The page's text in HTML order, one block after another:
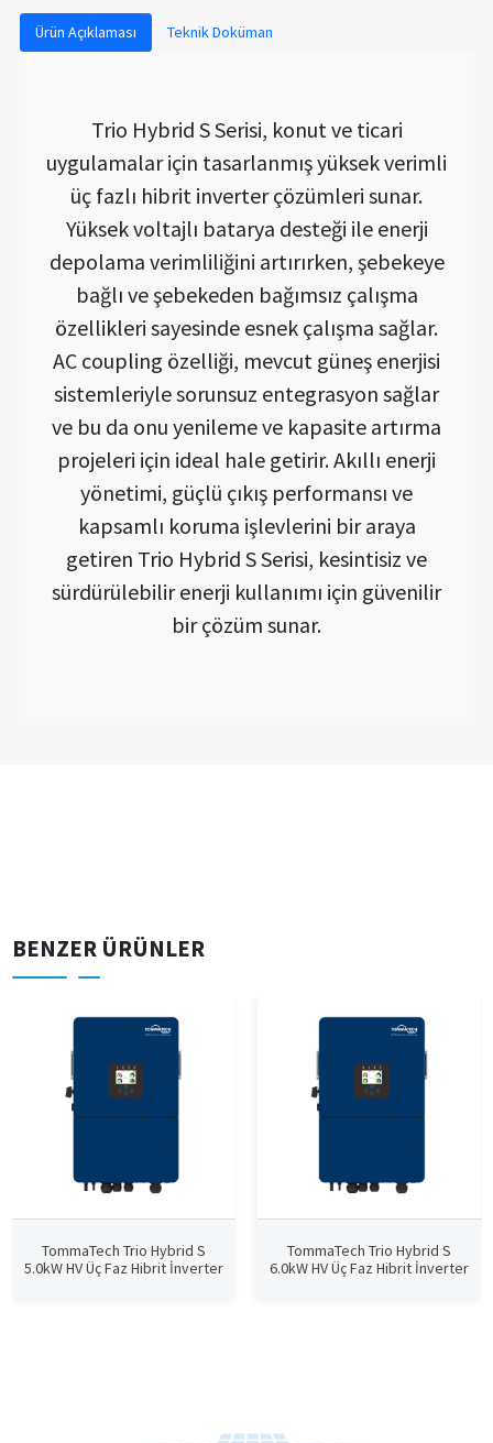
Ürün Açıklaması Teknik Doküman
Trio Hybrid S Serisi, konut ve ticari
uygulamalar için tasarlanmış yüksek verimli
üç fazlı hibrit inverter çözümleri sunar.
Yüksek voltajlı batarya desteği ile enerji
depolama verimliliğini artırırken, şebekeye
bağlı ve şebekeden bağımsız çalışma
özellikleri sayesinde esnek çalışma sağlar.
AC coupling özelliği, mevcut güneş enerjisi
sistemleriyle sorunsuz entegrasyon sağlar
ve bu da onu yenileme ve kapasite artırma
projeleri için ideal hale getirir. Akıllı enerji
yönetimi, güçlü çıkış performansı ve
kapsamlı koruma işlevlerini bir araya
getiren Trio Hybrid S Serisi, kesintisiz ve
sürdürülebilir enerji kullanımı için güvenilir
bir çözüm sunar.
BENZER ÜRÜNLER
TommaTech Trio Hybrid S
5.0kW HV Üç Faz Hibrit İnverter
TommaTech Trio Hybrid S
6.0kW HV Üç Faz Hibrit İnverter